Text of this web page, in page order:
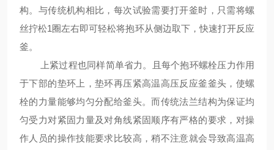
构。与传统机构相比，每次试验需要打开釜时，只需将螺
丝拧松1圈左右即可轻松将抱环从侧边取下，快速打开反应
釜。
上紧过程也同样简单省力。且每个抱环螺栓压力作用
于下部的垫环上，垫环再压紧高温高压反应釜釜头，使螺
栓的力量能够均匀分配给釜头。而传统法兰结构为保证均
匀受力对紧固力量及对角线紧固顺序有严格的要求，对操
作人员的操作技能要求比较高，稍不注意就会导致高温高